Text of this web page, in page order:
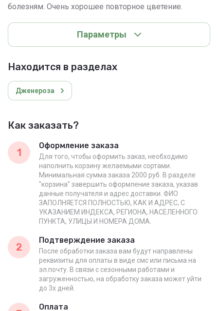
болезням. Очень хорошее повторное цветение.
Параметры
Находится в разделах
Дженероза
Как заказать?
1
Оформление заказа
Для того, чтобы оформить заказ, необходимо
наполнить корзину желаемыми сортами.
Минимальная сумма заказа 2000 руб. В разделе
"корзина" завершить оформление заказа, указав
данные получателя и адрес доставки. ФИО
ЗАПОЛНЯЕТСЯ ПОЛНОСТЬЮ, КАК И АДРЕС, С
УКАЗАНИЕМ ИНДЕКСА, РЕГИОНА, НАСЕЛЕННОГО
ПУНКТА, УЛИЦЫ И НОМЕРА ДОМА.
2
Подтверждение заказа
После обработки заказа вам будут направлены
реквизиты для оплаты в виде смс или письма на
эл.почту. В связи с сезонными работами и
загруженностью, на обработку заказа может уйти
до 3х дней.
Оплата